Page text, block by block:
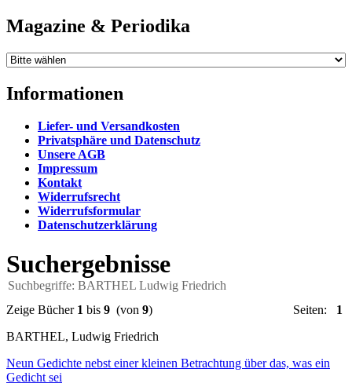
Magazine & Periodika
Informationen
Liefer- und Versandkosten
Privatsphäre und Datenschutz
Unsere AGB
Impressum
Kontakt
Widerrufsrecht
Widerrufsformular
Datenschutzerklärung
Suchergebnisse
Suchbegriffe: BARTHEL Ludwig Friedrich
Zeige Bücher 1 bis 9 (von 9) Seiten: 1
BARTHEL, Ludwig Friedrich
Neun Gedichte nebst einer kleinen Betrachtung über das, was ein
Gedicht sei